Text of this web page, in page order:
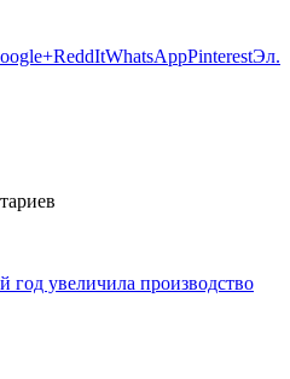
ReddItWhatsAppPinterestЭл.
год увеличила производство